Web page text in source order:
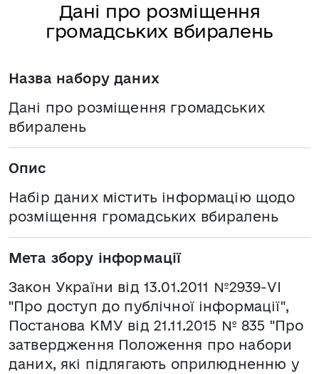
Дані про розміщення
громадських вбиралень
Назва набору даних
Дані про розміщення громадських
вбиралень
Опис
Набір даних містить інформацію щодо
розміщення громадських вбиралень
Мета збору інформації
Закон України від 13.01.2011 №2939-VI
"Про доступ до публічної інформації",
Постанова КМУ від 21.11.2015 № 835 "Про
затвердження Положення про набори
даних, які підлягають оприлюдненню у